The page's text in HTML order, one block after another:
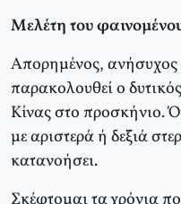
Μελέτη του
Απορημένος, ανήσυχος
παρακολουθεί ο
Κίνας στο προσκήνιο.
με αριστερά ή δεξιά
κατανοήσει.